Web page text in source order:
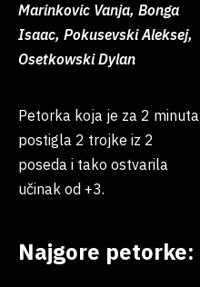
Marinkovic Vanja, Bonga
Isaac, Pokusevski Aleksej,
Osetkowski Dylan
Petorka koja je za 2 minuta
postigla 2 trojke iz 2
poseda i tako ostvarila
učinak od +3.
Najgore petorke: